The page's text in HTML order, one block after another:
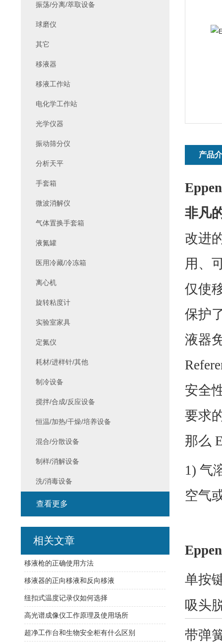
产品
非凡
改进
用、
仅使
保护
液器
安全
要求
那么
1) 气
空气
单按
吸头
带弹
振荡/分离/萃取设备
球磨仪
其它
移液器
移液工作站
电化学工作站
光学仪器
振动筛分仪
分析天平
手套箱
微波消解仪
气体置换手套箱
液氮罐
医用冷藏/冷冻箱
离心机
旋转粘度计
实验室家具
定氮仪
耗材/进样针/其他
制冷设备
搅拌/合成/反应设备
恒温/加热/干燥/培养设备
混合/分散设备
制样/消解设备
洗/消毒设备
查看更多
相关文章
移液枪的正确使用方法
移液器的正向移液和反向移液
纽扣式温度记录仪如何选择
高光谱成像仪工作原理及使用场所
超净工作台和生物安全柜有什么区别